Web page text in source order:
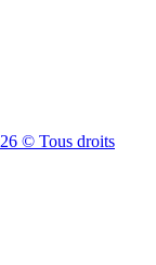
© Tous droits